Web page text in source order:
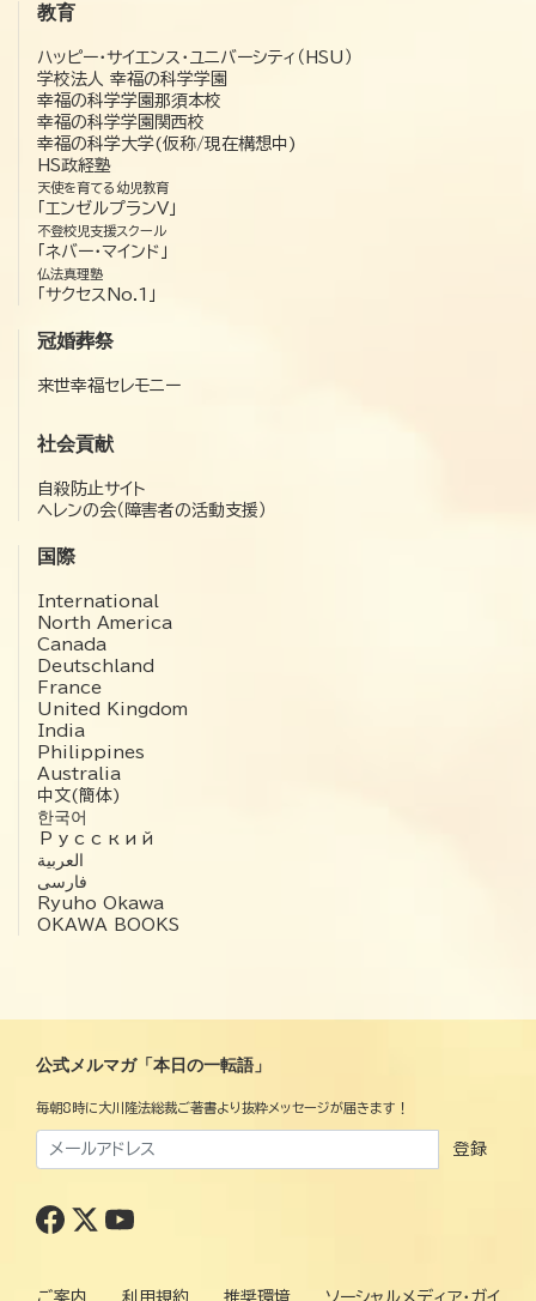
教育
ハッピー・サイエンス・ユニバーシティ（HSU）
学校法人 幸福の科学学園
幸福の科学学園那須本校
幸福の科学学園関西校
幸福の科学大学(仮称/現在構想中)
HS政経塾
天使を育てる幼児教育
「エンゼルプランV」
不登校児支援スクール
「ネバー・マインド」
仏法真理塾
「サクセスNo.1」
冠婚葬祭
来世幸福セレモニー
社会貢献
自殺防止サイト
ヘレンの会（障害者の活動支援）
国際
International
North America
Canada
Deutschland
France
United Kingdom
India
Philippines
Australia
中文(簡体)
한국어
Русский
العربية‏
فارسی
Ryuho Okawa
OKAWA BOOKS
公式メルマガ「本日の一転語」
毎朝8時に大川隆法総裁ご著書より抜粋メッセージが届きます！
登録
ご案内 利用規約 推奨環境 ソーシャルメディア・ガイ